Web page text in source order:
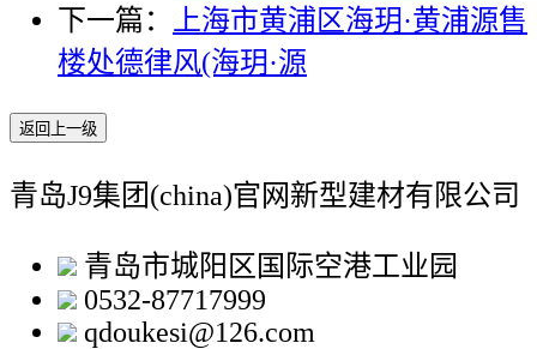
下一篇：
上海市黄浦区海玥·黄浦源售
楼处德律风(海玥·源
返回上一级
青岛J9集团(china)官网新型建材有限公司
青岛市城阳区国际空港工业园
0532-87717999
qdoukesi@126.com